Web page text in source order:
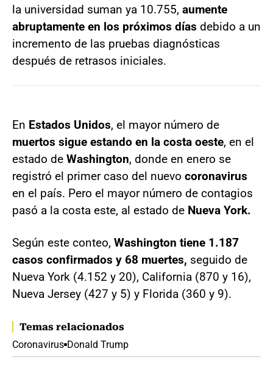
la universidad suman ya 10.755, aumente
abruptamente en los próximos días debido a un
incremento de las pruebas diagnósticas
después de retrasos iniciales.
En Estados Unidos, el mayor número de
muertos sigue estando en la costa oeste, en el
estado de Washington, donde en enero se
registró el primer caso del nuevo coronavirus
en el país. Pero el mayor número de contagios
pasó a la costa este, al estado de Nueva York.
Según este conteo, Washington tiene 1.187
casos confirmados y 68 muertes, seguido de
Nueva York (4.152 y 20), California (870 y 16),
Nueva Jersey (427 y 5) y Florida (360 y 9).
Temas relacionados
Coronavirus Donald Trump